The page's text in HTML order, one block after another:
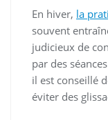
En hiver, la
souvent
judicieux de
par des
il est conseillé
éviter des